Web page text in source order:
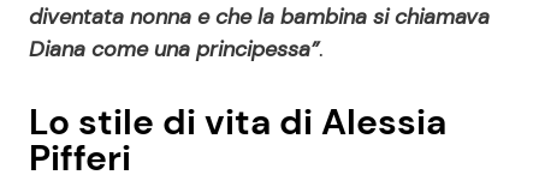
diventata nonna e che la bambina si chiamava
Diana come una principessa”.
Lo stile di vita di Alessia
Pifferi